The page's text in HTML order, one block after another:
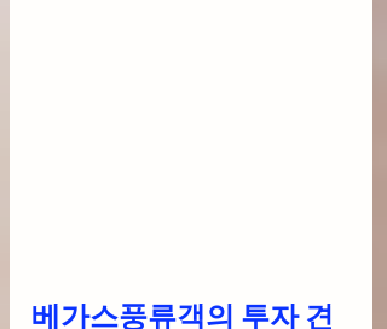
베가스풍류객의 투자 견